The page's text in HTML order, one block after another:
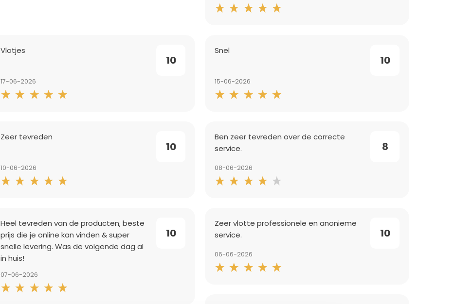
10
Vlotjes
17-06-2026
10
Snel
15-06-2026
10
Zeer tevreden
10-06-2026
8
Ben zeer tevreden over de correcte
service.
08-06-2026
10
Heel tevreden van de producten, beste
prijs die je online kan vinden & super
snelle levering. Was de volgende dag al
in huis!
07-06-2026
10
Zeer vlotte professionele en anonieme
service.
06-06-2026